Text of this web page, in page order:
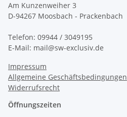
Am Kunzenweiher 3
D-94267 Moosbach - Prackenbach
Telefon: 09944 / 3049195
E-Mail: mail@sw-exclusiv.de
Impressum
Allgemeine Geschäftsbedingungen
Widerrufsrecht
Öffnungszeiten